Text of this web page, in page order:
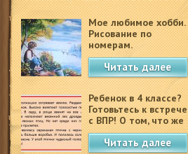
Мое любимое хобби.
Рисование по
номерам.
Читать далее
Ребенок в 4 классе?
Готовьтесь к встрече
с ВПР! О том, что же
это такое.
Читать далее